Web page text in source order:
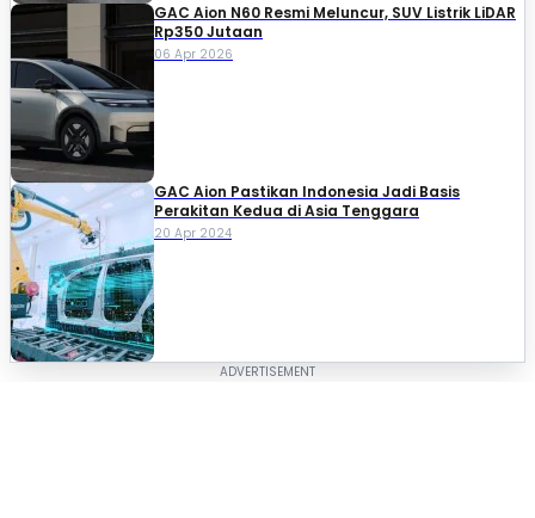
GAC Aion N60 Resmi Meluncur, SUV Listrik LiDAR
Rp350 Jutaan
06 Apr 2026
GAC Aion Pastikan Indonesia Jadi Basis
Perakitan Kedua di Asia Tenggara
20 Apr 2024